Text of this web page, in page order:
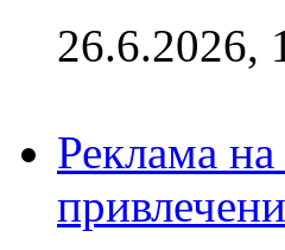
26.6.2026,
Реклама